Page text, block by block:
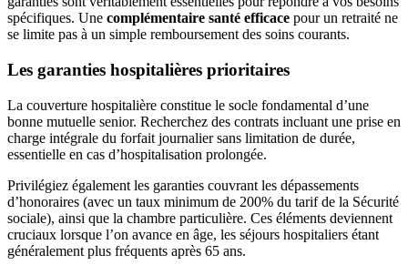
spécifiques. Une complémentaire santé efficace pour un retraité ne
se limite pas à un simple remboursement des soins courants.
Les garanties hospitalières prioritaires
La couverture hospitalière constitue le socle fondamental d’une
bonne mutuelle senior. Recherchez des contrats incluant une prise en
charge intégrale du forfait journalier sans limitation de durée,
essentielle en cas d’hospitalisation prolongée.
Privilégiez également les garanties couvrant les dépassements
d’honoraires (avec un taux minimum de 200% du tarif de la Sécurité
sociale), ainsi que la chambre particulière. Ces éléments deviennent
cruciaux lorsque l’on avance en âge, les séjours hospitaliers étant
généralement plus fréquents après 65 ans.